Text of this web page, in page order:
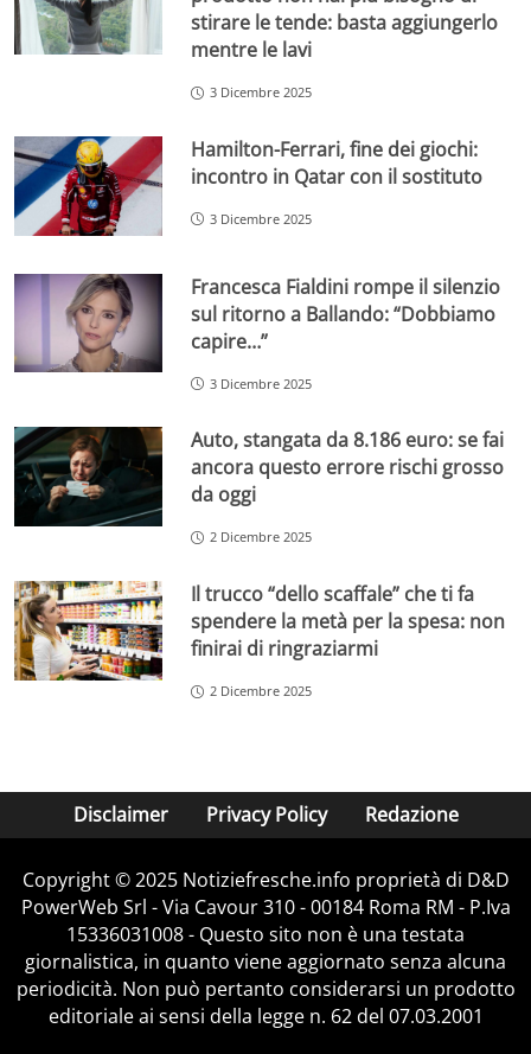
stirare le tende: basta aggiungerlo
mentre le lavi
3 Dicembre 2025
Hamilton-Ferrari, fine dei giochi:
incontro in Qatar con il sostituto
3 Dicembre 2025
Francesca Fialdini rompe il silenzio
sul ritorno a Ballando: “Dobbiamo
capire…”
3 Dicembre 2025
Auto, stangata da 8.186 euro: se fai
ancora questo errore rischi grosso
da oggi
2 Dicembre 2025
Il trucco “dello scaffale” che ti fa
spendere la metà per la spesa: non
finirai di ringraziarmi
2 Dicembre 2025
Disclaimer Privacy Policy Redazione
Copyright © 2025 Notiziefresche.info proprietà di D&D
PowerWeb Srl - Via Cavour 310 - 00184 Roma RM - P.Iva
15336031008 - Questo sito non è una testata
giornalistica, in quanto viene aggiornato senza alcuna
periodicità. Non può pertanto considerarsi un prodotto
editoriale ai sensi della legge n. 62 del 07.03.2001